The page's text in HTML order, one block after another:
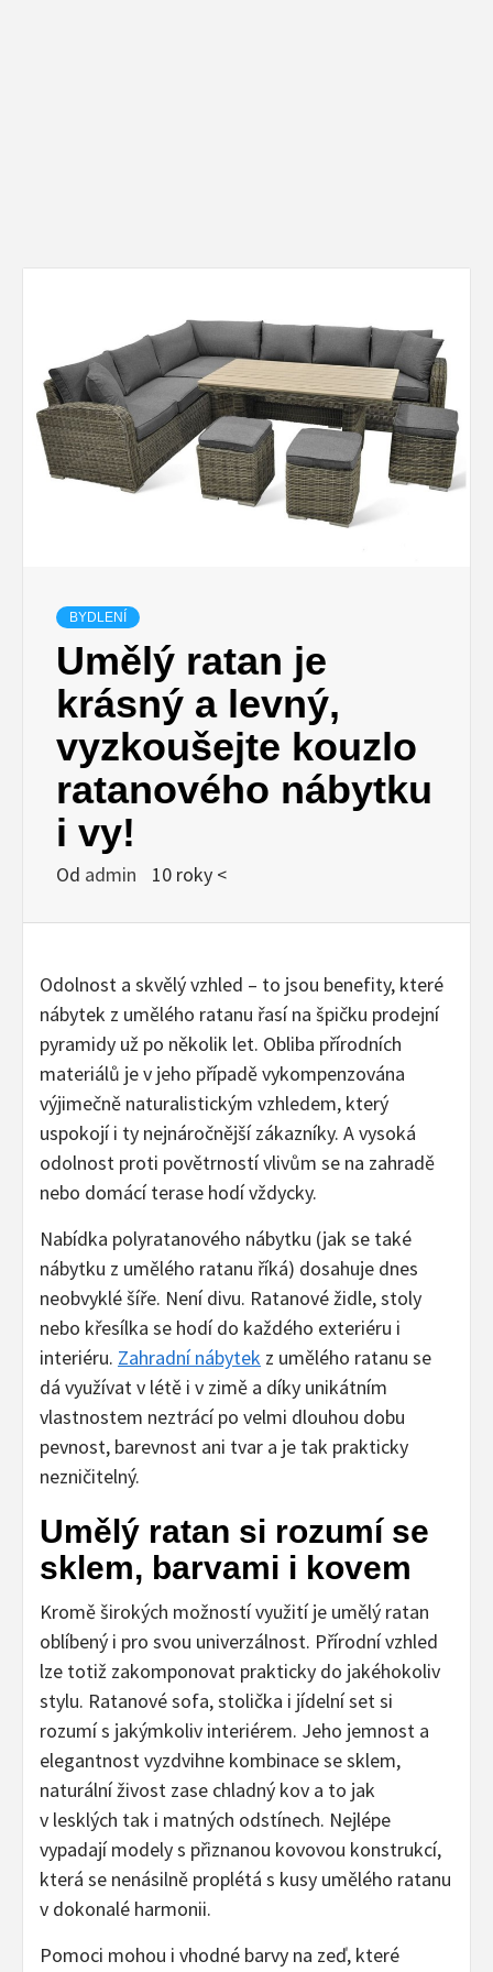
BYDLENÍ
Umělý ratan je
krásný a levný,
vyzkoušejte kouzlo
ratanového nábytku
i vy!
Od admin 10 roky <
Odolnost a skvělý vzhled – to jsou benefity, které
nábytek z umělého ratanu řasí na špičku prodejní
pyramidy už po několik let. Obliba přírodních
materiálů je v jeho případě vykompenzována
výjimečně naturalistickým vzhledem, který
uspokojí i ty nejnáročnější zákazníky. A vysoká
odolnost proti povětrností vlivům se na zahradě
nebo domácí terase hodí vždycky.
Nabídka polyratanového nábytku (jak se také
nábytku z umělého ratanu říká) dosahuje dnes
neobvyklé šíře. Není divu. Ratanové židle, stoly
nebo křesílka se hodí do každého exteriéru i
interiéru. Zahradní nábytek z umělého ratanu se
dá využívat v létě i v zimě a díky unikátním
vlastnostem neztrácí po velmi dlouhou dobu
pevnost, barevnost ani tvar a je tak prakticky
nezničitelný.
Umělý ratan si rozumí se
sklem, barvami i kovem
Kromě širokých možností využití je umělý ratan
oblíbený i pro svou univerzálnost. Přírodní vzhled
lze totiž zakomponovat prakticky do jakéhokoliv
stylu. Ratanové sofa, stolička i jídelní set si
rozumí s jakýmkoliv interiérem. Jeho jemnost a
elegantnost vyzdvihne kombinace se sklem,
naturální živost zase chladný kov a to jak
v lesklých tak i matných odstínech. Nejlépe
vypadají modely s přiznanou kovovou konstrukcí,
která se nenásilně proplétá s kusy umělého ratanu
v dokonalé harmonii.
Pomoci mohou i vhodné barvy na zeď, které